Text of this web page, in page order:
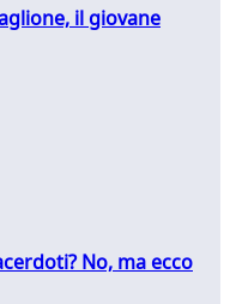
il giovane
No, ma ecco